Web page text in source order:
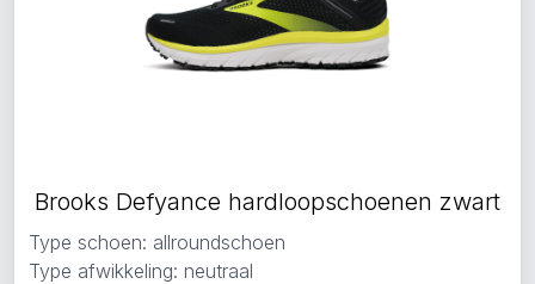
Brooks Defyance hardloopschoenen zwart
Type schoen: allroundschoen
Type afwikkeling: neutraal